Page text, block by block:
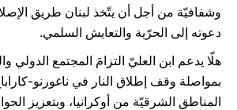
وشفافيّة من أجل أن يتّخذ لبنان طريق
دعوته إلى الحرّية والتعايش السلمي.
هلّا يدعم ابن العليّ التزامَ المجتمع الدولي
بمواصلة وقف إطلاق النار في ناغورنو-
المناطق الشرقيّة من أوكرانيا، وبتعزيز